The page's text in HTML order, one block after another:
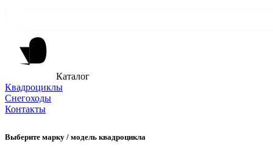
Каталог
Квадроциклы
Снегоходы
Контакты
Выберите марку / модель квадроцикла